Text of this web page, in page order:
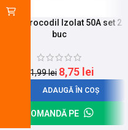
Cleste Crocodil Izolat 50A set 2
buc
11,99lei 8,75 lei
ADAUGĂ ÎN COȘ
COMANDĂ PE